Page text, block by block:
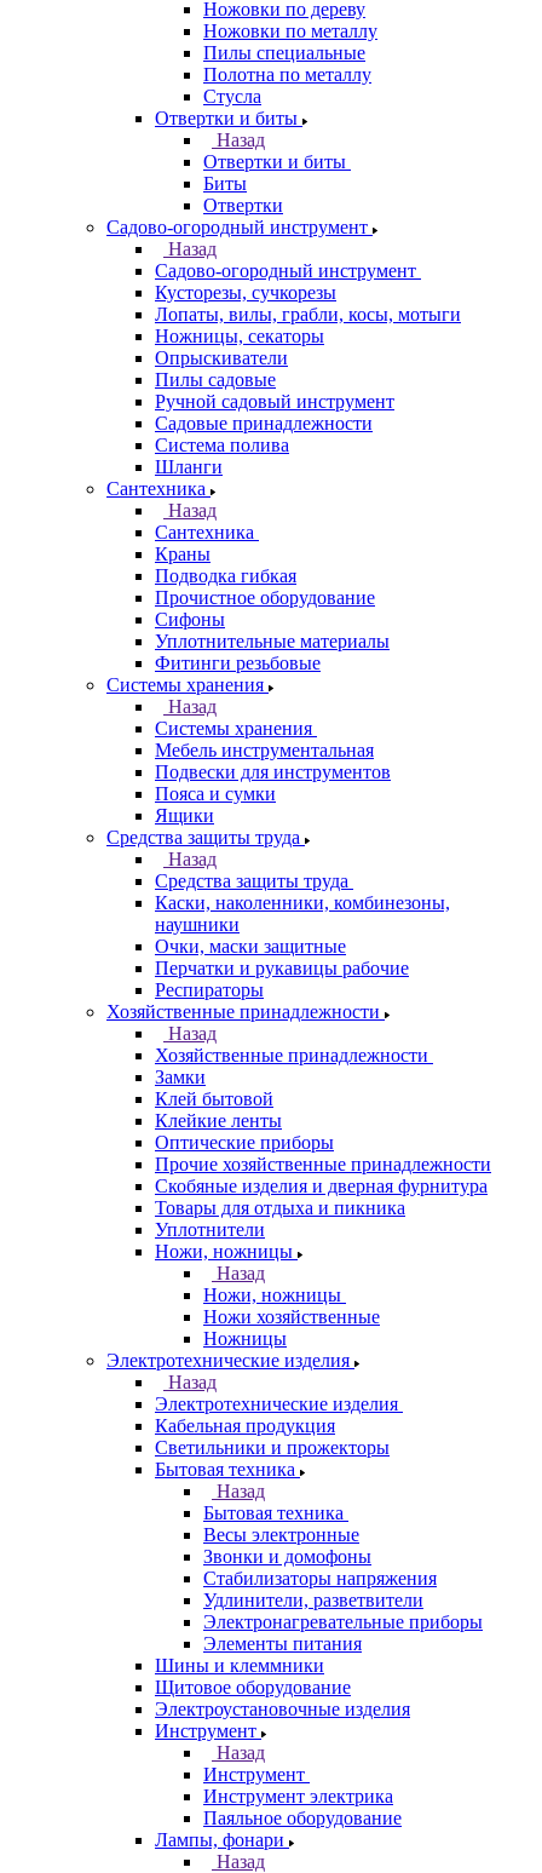
Ножовки по дереву
Ножовки по металлу
Пилы специальные
Полотна по металлу
Стусла
Отвертки и биты
Назад
Отвертки и биты
Биты
Отвертки
Садово-огородный инструмент
Назад
Садово-огородный инструмент
Кусторезы, сучкорезы
Лопаты, вилы, грабли, косы, мотыги
Ножницы, секаторы
Опрыскиватели
Пилы садовые
Ручной садовый инструмент
Садовые принадлежности
Система полива
Шланги
Сантехника
Назад
Сантехника
Краны
Подводка гибкая
Прочистное оборудование
Сифоны
Уплотнительные материалы
Фитинги резьбовые
Системы хранения
Назад
Системы хранения
Мебель инструментальная
Подвески для инструментов
Пояса и сумки
Ящики
Средства защиты труда
Назад
Средства защиты труда
Каски, наколенники, комбинезоны,
наушники
Очки, маски защитные
Перчатки и рукавицы рабочие
Респираторы
Хозяйственные принадлежности
Назад
Хозяйственные принадлежности
Замки
Клей бытовой
Клейкие ленты
Оптические приборы
Прочие хозяйственные принадлежности
Скобяные изделия и дверная фурнитура
Товары для отдыха и пикника
Уплотнители
Ножи, ножницы
Назад
Ножи, ножницы
Ножи хозяйственные
Ножницы
Электротехнические изделия
Назад
Электротехнические изделия
Кабельная продукция
Светильники и прожекторы
Бытовая техника
Назад
Бытовая техника
Весы электронные
Звонки и домофоны
Стабилизаторы напряжения
Удлинители, разветвители
Электронагревательные приборы
Элементы питания
Шины и клеммники
Щитовое оборудование
Электроустановочные изделия
Инструмент
Назад
Инструмент
Инструмент электрика
Паяльное оборудование
Лампы, фонари
Назад